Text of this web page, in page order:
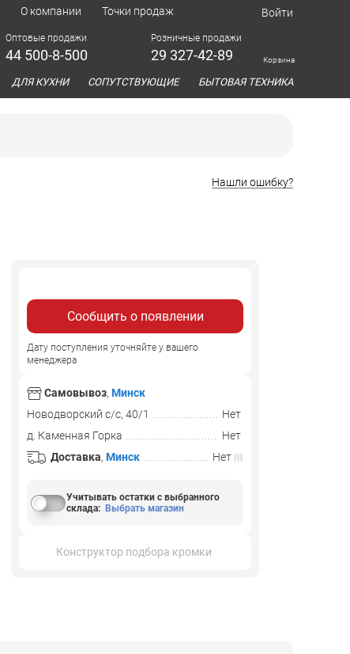
О компании Точки продаж Войти
Оптовые продажи
44 500-8-500
Розничные продажи
29 327-42-89 Корзина
ДЛЯ КУХНИ СОПУТСТВУЮЩИЕ БЫТОВАЯ ТЕХНИКА
Нашли ошибку?
Сообщить о появлении
Дату поступления уточняйте у вашего
менеджера
Самовывоз, Минск
Новодворский с/с, 40/1
Нет
д. Каменная Горка
Нет
Доставка, Минск Нет
Учитывать остатки с выбранного
склада: Выбрать магазин
Конструктор подбора кромки